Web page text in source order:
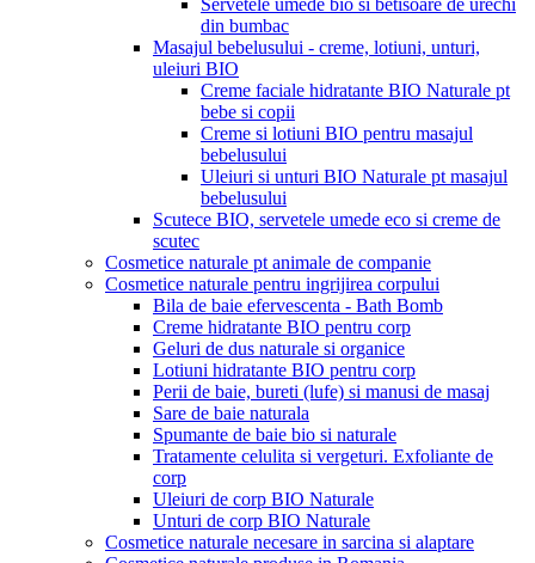
din bumbac
Masajul bebelusului - creme, lotiuni, unturi,
uleiuri BIO
Creme faciale hidratante BIO Naturale pt
bebe si copii
Creme si lotiuni BIO pentru masajul
bebelusului
Uleiuri si unturi BIO Naturale pt masajul
bebelusului
Scutece BIO, servetele umede eco si creme de
scutec
Cosmetice naturale pt animale de companie
Cosmetice naturale pentru ingrijirea corpului
Bila de baie efervescenta - Bath Bomb
Creme hidratante BIO pentru corp
Geluri de dus naturale si organice
Lotiuni hidratante BIO pentru corp
Perii de baie, bureti (lufe) si manusi de masaj
Sare de baie naturala
Spumante de baie bio si naturale
Tratamente celulita si vergeturi. Exfoliante de
corp
Uleiuri de corp BIO Naturale
Unturi de corp BIO Naturale
Cosmetice naturale necesare in sarcina si alaptare